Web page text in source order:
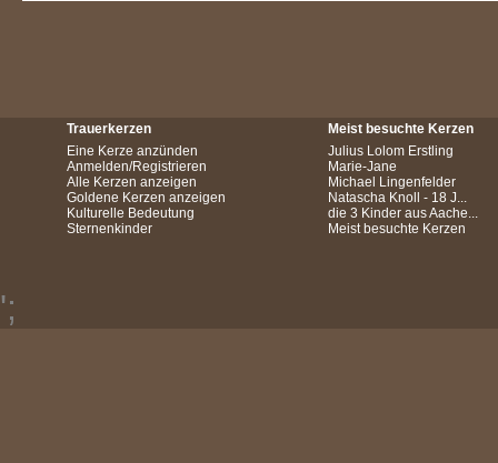
Trauerkerzen
Eine Kerze anzünden
Anmelden/Registrieren
Alle Kerzen anzeigen
Goldene Kerzen anzeigen
Kulturelle Bedeutung
Sternenkinder
Meist besuchte Kerzen
Julius Lolom Erstling
Marie-Jane
Michael Lingenfelder
Natascha Knoll - 18 J...
die 3 Kinder aus Aache...
Meist besuchte Kerzen
';